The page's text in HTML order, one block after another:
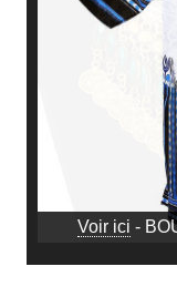
Voir ici -